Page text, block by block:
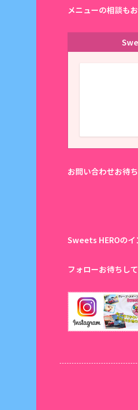
メニューの相談も
お問い合わせお待
Sweets HEROのイ
フォローお待ちし